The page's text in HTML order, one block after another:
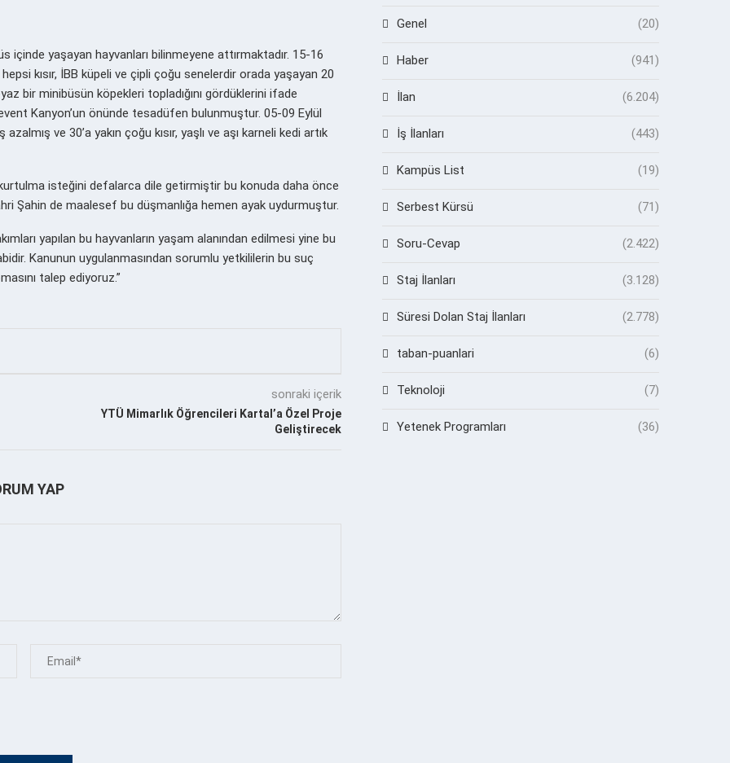
içinde yaşayan hayvanları bilinmeyene attırmaktadır. 15-16
kısır, İBB küpeli ve çipli çoğu senelerdir orada yaşayan 20
bir minibüsün köpekleri topladığını gördüklerini ifade
Kanyon’un önünde tesadüfen bulunmuştur. 05-09 Eylül
ve 30’a yakın çoğu kısır, yaşlı ve aşı karneli kedi artık
isteğini defalarca dile getirmiştir bu konuda daha önce
Şahin de maalesef bu düşmanlığa hemen ayak uydurmuştur.
yapılan bu hayvanların yaşam alanından edilmesi yine bu
Kanunun uygulanmasından sorumlu yetkililerin bu suç
talep ediyoruz.”
sonraki içerik
YTÜ Mimarlık Öğrencileri Kartal’a Özel Proje
Geliştirecek
YAP
Genel (20)
Haber (941)
İlan (6.204)
İş İlanları (443)
Kampüs List (19)
Serbest Kürsü (71)
Soru-Cevap (2.422)
Staj İlanları (3.128)
Süresi Dolan Staj İlanları (2.778)
taban-puanlari (6)
Teknoloji (7)
Yetenek Programları (36)